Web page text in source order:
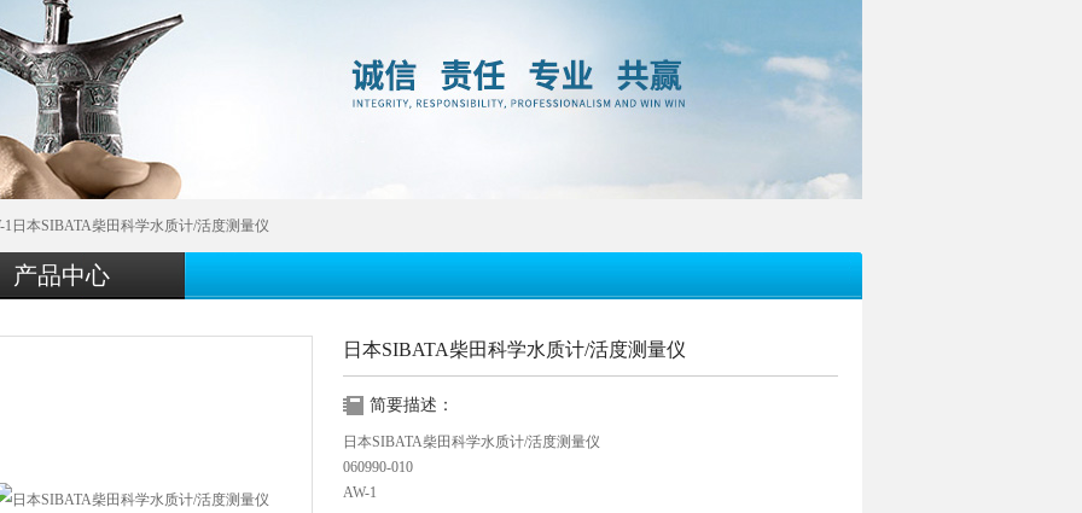
1日本SIBATA柴田科学水质计/活度测量仪
产品中心
日本SIBATA柴田科学水质计/活度测量仪
简要描述：
日本SIBATA柴田科学水质计/活度测量仪
060990-010
AW-1